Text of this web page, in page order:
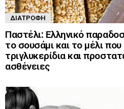
ΔΙΑΤΡΟΦΉ
Παστέλι: Ελληνικό
το σουσάμι και το μέλι
τριγλυκερίδια και
ασθένειες